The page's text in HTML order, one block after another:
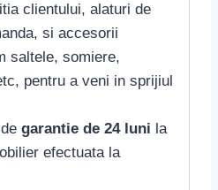
clientului, alaturi de
si accesorii
saltele, somiere,
pentru a veni in sprijiul
garantie de 24 luni la
efectuata la